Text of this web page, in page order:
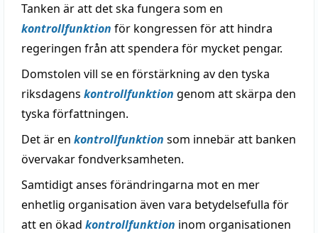
Tanken är att det ska fungera som en
kontrollfunktion för kongressen för att hindra
regeringen från att spendera för mycket pengar.
Domstolen vill se en förstärkning av den tyska
riksdagens kontrollfunktion genom att skärpa den
tyska författningen.
Det är en kontrollfunktion som innebär att banken
övervakar fondverksamheten.
Samtidigt anses förändringarna mot en mer
enhetlig organisation även vara betydelsefulla för
att en ökad kontrollfunktion inom organisationen